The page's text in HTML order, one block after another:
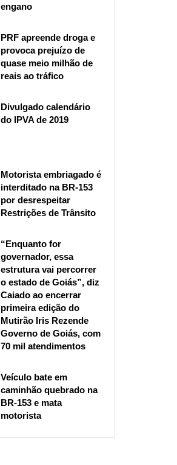
engano
PRF apreende droga e
provoca prejuízo de
quase meio milhão de
reais ao tráfico
Divulgado calendário
do IPVA de 2019
Motorista embriagado é
interditado na BR-153
por desrespeitar
Restrições de Trânsito
“Enquanto for
governador, essa
estrutura vai percorrer
o estado de Goiás”, diz
Caiado ao encerrar
primeira edição do
Mutirão Iris Rezende
Governo de Goiás, com
70 mil atendimentos
Veículo bate em
caminhão quebrado na
BR-153 e mata
motorista